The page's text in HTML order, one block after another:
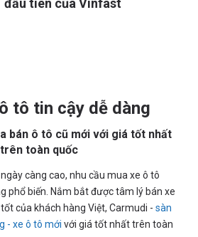
đầu tiên của Vinfast
tô tin cậy dễ dàng
bán ô tô cũ mới với giá tốt nhất
trên toàn quốc
càng cao, nhu cầu mua xe ô tô
phổ biến. Nắm bắt được tâm lý bán xe
của khách hàng Việt, Carmudi - sàn
- xe ô tô mới với giá tốt nhất trên toàn